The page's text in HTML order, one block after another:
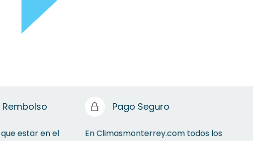
estar en el
Pago Seguro
En Climasmonterrey.com todos los